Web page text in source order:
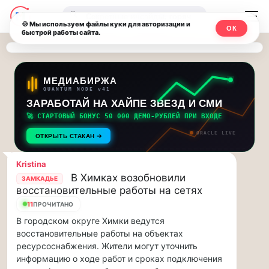
Последние
новости
и
обновления
потока:
Друзья,
приглашаем
на
музыкальную
прогулку
по
Москве
Чайковского!…
Друзья,
приглашаем
на
музыкальную
Москвичи.net
—
Главный
столичный
чат-
мессенджер,
новости
и
инсайды
Москвы
🔍
МЕДИАБИРЖА
QUANTUM NODE v41
ЗАРАБОТАЙ НА ХАЙПЕ ЗВЕЗД И СМИ
🚀 СТАРТОВЫЙ БОНУС 50 000 ДЕМО-РУБЛЕЙ ПРИ ВХОДЕ
ОТКРЫТЬ СТАКАН ➔ ORACLE LIVE
Kristina
ЗАМКАДЬЕ
В Химках возобновили
восстановительные работы на сетях
11ПРОЧИТАНО
В городском округе Химки ведутся
восстановительные работы на объектах
ресурсоснабжения. Жители могут уточнить
информацию о ходе работ и сроках подключения
🍪 Мы используем файлы куки для авторизации и
быстрой работы сайта.
ОК